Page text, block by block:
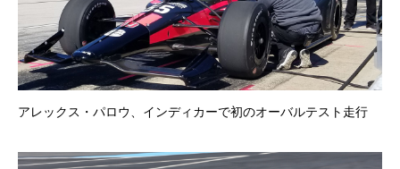
アレックス・パロウ、インディカーで初のオーバルテスト走行